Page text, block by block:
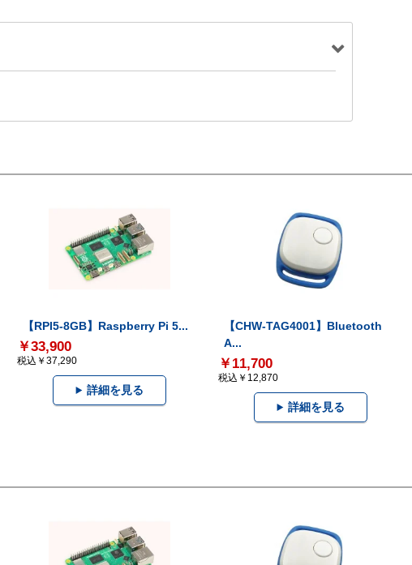
【RPI5-8GB】Raspberry Pi 5...
￥33,900
税込￥37,290
詳細を見る
【CHW-TAG4001】Bluetooth
A...
￥11,700
税込￥12,870
詳細を見る